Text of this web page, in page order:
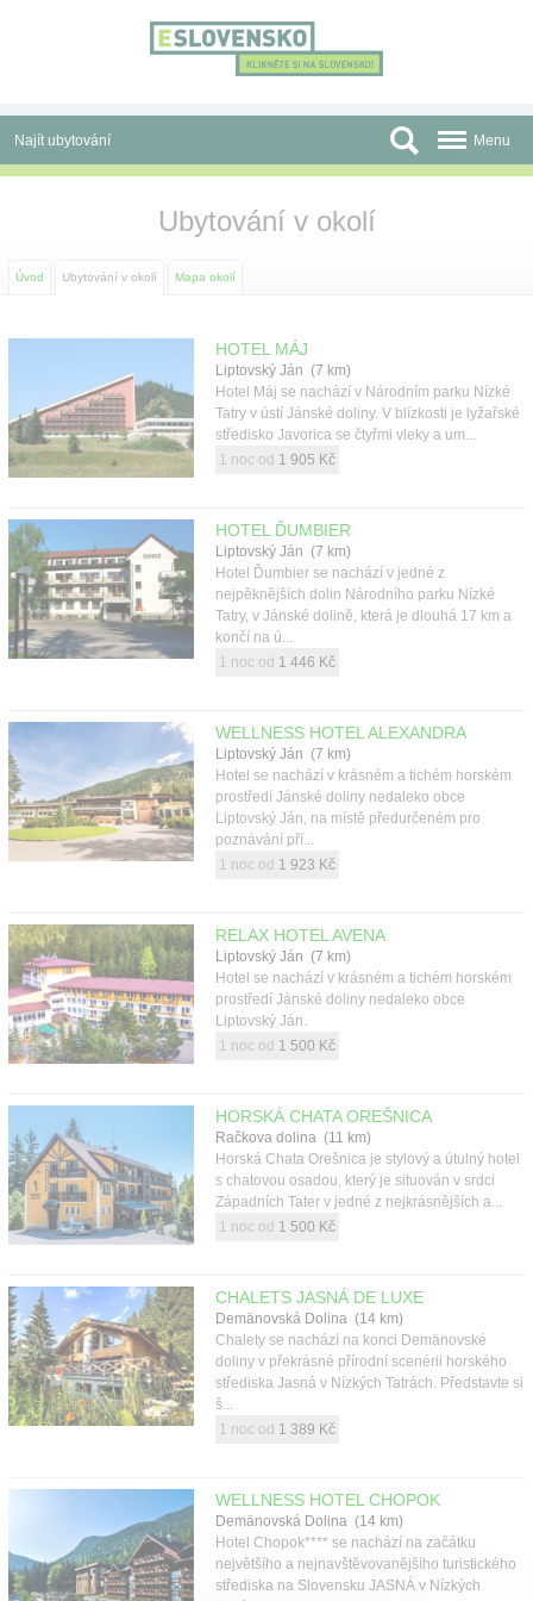
Najít ubytování
Před cestou
Atrakce
Kontakt
Menu
Ubytování v okolí
Úvod Ubytování v okolí Mapa okolí
HOTEL MÁJ
Liptovský Ján (7 km)
Hotel Máj se nachází v Národním parku Nízké
Tatry v ústí Jánské doliny. V blízkosti je lyžařské
středisko Javorica se čtyřmi vleky a um...
1 noc od 1 905 Kč
HOTEL ĎUMBIER
Liptovský Ján (7 km)
Hotel Ďumbier se nachází v jedné z
nejpěknějších dolin Národního parku Nízké
Tatry, v Jánské dolině, která je dlouhá 17 km a
končí na ú...
1 noc od 1 446 Kč
WELLNESS HOTEL ALEXANDRA
Liptovský Ján (7 km)
Hotel se nachází v krásném a tichém horském
prostředí Jánské doliny nedaleko obce
Liptovský Ján, na místě předurčeném pro
poznávání pří...
1 noc od 1 923 Kč
RELAX HOTEL AVENA
Liptovský Ján (7 km)
Hotel se nachází v krásném a tichém horském
prostředí Jánské doliny nedaleko obce
Liptovský Ján.
1 noc od 1 500 Kč
HORSKÁ CHATA OREŠNICA
Račkova dolina (11 km)
Horská Chata Orešnica je stylový a útulný hotel
s chatovou osadou, který je situován v srdci
Západních Tater v jedné z nejkrásnějších a...
1 noc od 1 500 Kč
CHALETS JASNÁ DE LUXE
Demänovská Dolina (14 km)
Chalety se nachází na konci Demänovské
doliny v překrásné přírodní scenérii horského
střediska Jasná v Nízkých Tatrách. Představte si
š...
1 noc od 1 389 Kč
WELLNESS HOTEL CHOPOK
Demänovská Dolina (14 km)
Hotel Chopok**** se nachází na začátku
největšího a nejnavštěvovanějšího turistického
střediska na Slovensku JASNÁ v Nízkých